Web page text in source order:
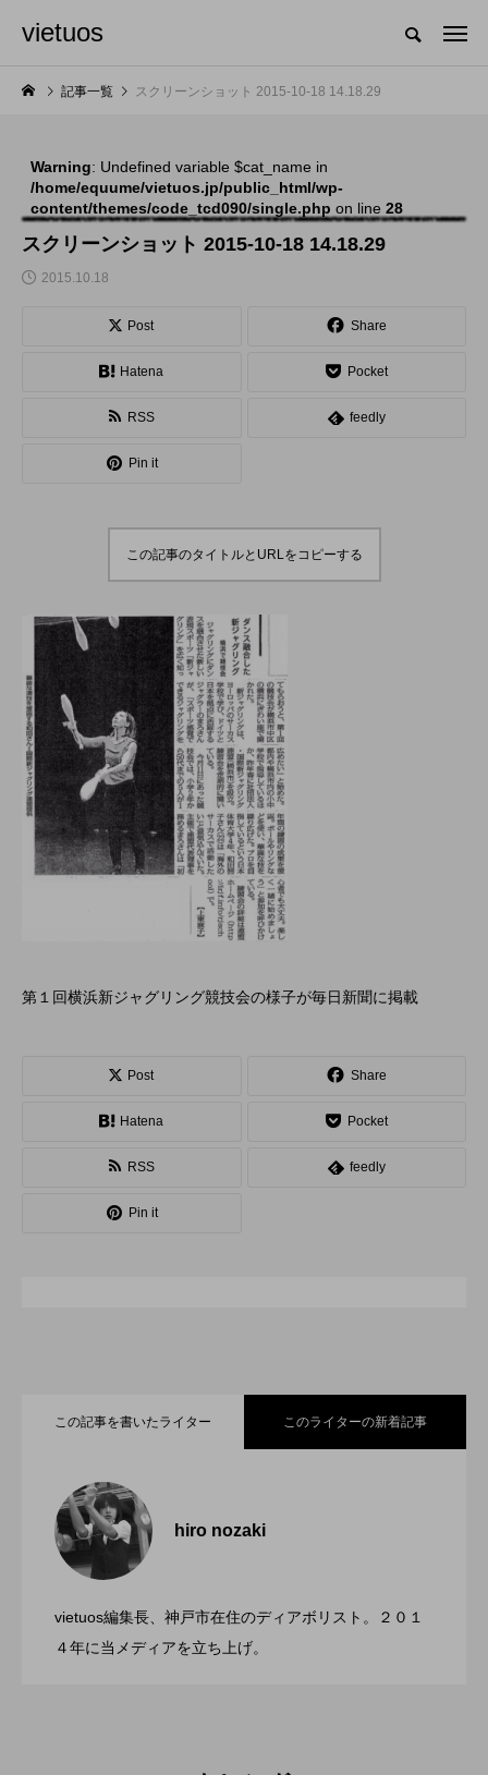
国内のジャグリング情報を収集・整理・発信するメディア
NEW POST
舞台
show~」、第２回公
いジャグリングの舞
発表会
2020.08.18
地域と道具から探す
北海道 関東
四国 中国 九州
オンライン ボール クラブ
ディアボロ スティック
シガーボックス
スピニングプレート ピザ回し ポイ
コンタクトジャグリング マイナージャグリング
vietuos
記事一覧 スクリーンショット 2015-10-18 14.18.29
Warning: Undefined variable $cat_name in
/home/equume/vietuos.jp/public_html/wp-
content/themes/code_tcd090/single.php on line 28
スクリーンショット 2015-10-18 14.18.29
2015.10.18
Post Share
Hatena Pocket
RSS feedly
Pin it
この記事のタイトルとURLをコピーする
第１回横浜新ジャグリング競技会の様子が毎日新聞に掲載
Post Share
Hatena Pocket
RSS feedly
Pin it
この記事を書いたライター このライターの新着記事
hiro nozaki
vietuos編集長、神戸市在住のディアボリスト。２０１
４年に当メディアを立ち上げ。
2022.06.21
2022.06.21
2022.06.21
催。運営スタッフも募集中。